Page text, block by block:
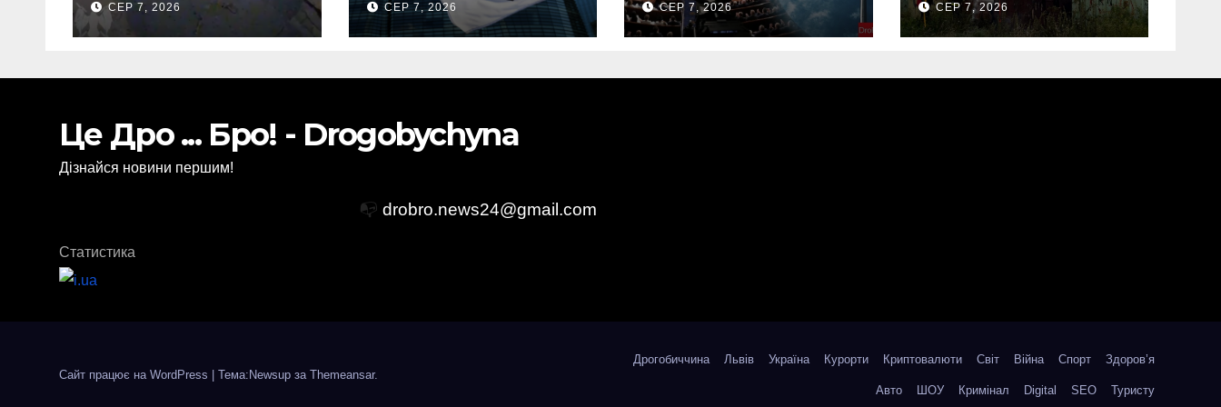
аеропорту та
спалив “Шахед”
СЕР 7, 2026
авіапалива
СЕР 7, 2026
“пекельних
санкцій” проти
СЕР 7, 2026
Дрогобичі:
“врятовано” 4
СЕР 7, 2026
Це Дро ... Бро! - Drogobychyna
Дізнайся новини першим!
📭 drobro.news24@gmail.com
Статистика
Сайт працює на WordPress | Тема:Newsup за Themeansar.
Дрогобиччина Львів Україна Курорти Криптовалюти Світ Війна Спорт Здоров’я
Авто ШОУ Кримінал Digital SEO Туристу